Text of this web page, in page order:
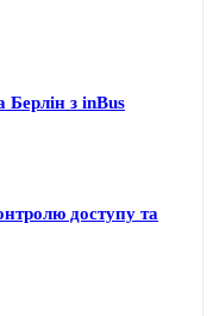
з inBus
доступу та